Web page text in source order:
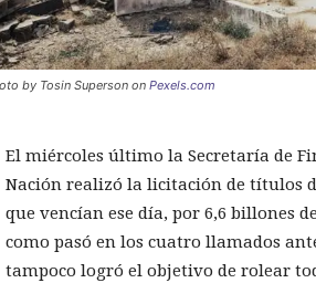
by Tosin Superson on Pexels.com
El miércoles último la Secretaría de
Nación realizó la licitación de títulos
que vencían ese día, por 6,6 billones
como pasó en los cuatro llamados
tampoco logró el objetivo de rolear